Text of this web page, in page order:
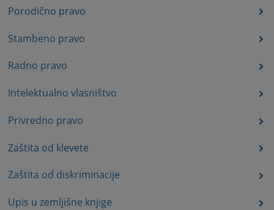
Porodično pravo
Stambeno pravo
Radno pravo
Intelektualno vlasništvo
Privredno pravo
Zaštita od klevete
Zaštita od diskriminacije
Upis u zemljišne knjige